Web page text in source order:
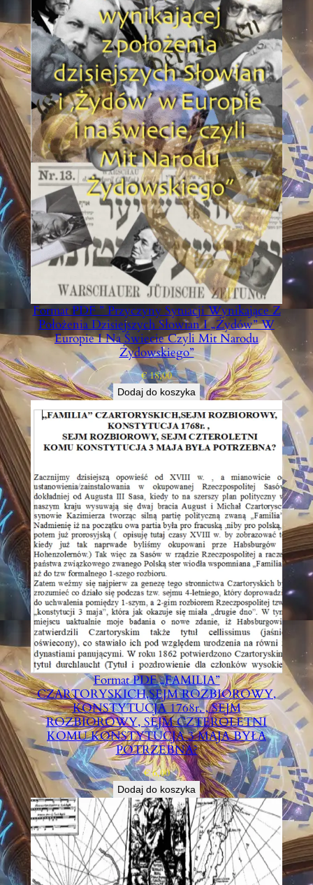
Format PDF ” Przyczyny Sytuacji Wynikające Z
Położenia Dzisiejszych Słowian I „Żydów” W
Europie I Na Świecie Czyli Mit Narodu
Żydowskiego”
€18,00
Dodaj do koszyka
Format PDF „FAMILIA”
CZARTORYSKICH,SEJM ROZBIOROWY,
KONSTYTUCJA 1768r. , SEJM
ROZBIOROWY, SEJM CZTEROLETNI
KOMU KONSTYTUCJA 3 MAJA BYŁA
POTRZEBNA?
€6,00
Dodaj do koszyka